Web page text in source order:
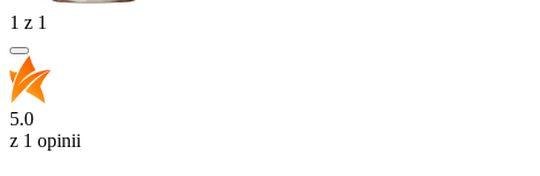
1 z 1
5.0
z 1 opinii